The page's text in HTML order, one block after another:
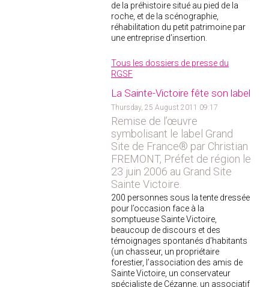
de la préhistoire situé au pied de la
roche, et de la scénographie,
réhabilitation du petit patrimoine par
une entreprise d’insertion.
Tous les dossiers de presse du
RGSF
La Sainte-Victoire fête son label
Thursday, 25 August 2011 09:17
Remise de l’œuvre
symbolisant le label Grand
Site de France® par Christian
FREMONT, Préfet de région le
23 juin 2006 au Grand Site
Sainte Victoire.
200 personnes sous la tente dressée
pour l’occasion face à la
somptueuse Sainte Victoire,
beaucoup de discours et des
témoignages spontanés d’habitants
(un chasseur, un propriétaire
forestier, l’association des amis de
Sainte Victoire, un conservateur
spécialiste de Cézanne, un associatif